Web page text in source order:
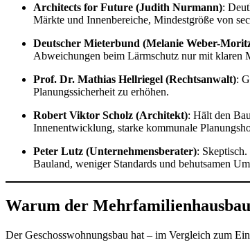
Architects for Future (Judith Nurmann):
Märkte und Innenbereiche, Mindestgröße von
Deutscher Mieterbund (Melanie Weber-
Abweichungen beim Lärmschutz nur mit klaren
Prof. Dr. Mathias Hellriegel (Rechtsanwalt):
Planungssicherheit zu erhöhen.
Robert Viktor Scholz (Architekt): Hält den
Innenentwicklung, starke kommunale
Peter Lutz (Unternehmensberater):
Bauland, weniger Standards und behutsamen
Warum der
Der Geschosswohnungsbau hat – im Vergleich zum